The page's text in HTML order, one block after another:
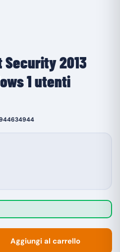
2013
1 utenti
Aggiungi al carrello